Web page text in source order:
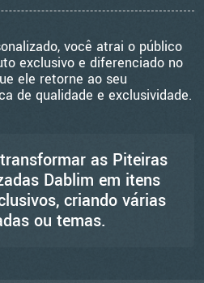
você atrai o público
exclusivo e diferenciado no
ele retorne ao seu
de qualidade e exclusividade.
as Piteiras
Dablim em itens
criando várias
ou temas.